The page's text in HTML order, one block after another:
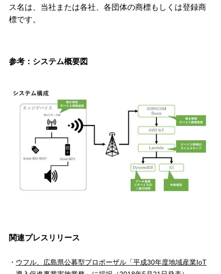
ス名は、当社または各社、各団体の商標もしくは登録商
標です。
参考：システム概要図
関連プレスリリース
ウフル、広島県公募型プロポーザル「平成30年度地域産業IoT